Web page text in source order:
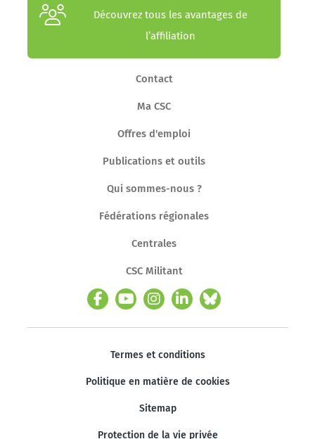
Découvrez tous les avantages de
l’affiliation
Contact
Ma CSC
Offres d'emploi
Publications et outils
Qui sommes-nous ?
Fédérations régionales
Centrales
CSC Militant
Termes et conditions
Politique en matière de cookies
Sitemap
Protection de la vie privée